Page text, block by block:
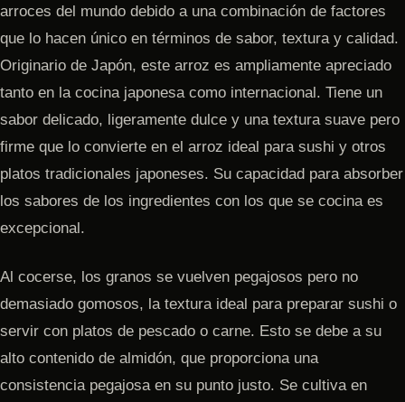
arroces del mundo debido a una combinación de factores
que lo hacen único en términos de sabor, textura y calidad.
Originario de Japón, este arroz es ampliamente apreciado
tanto en la cocina japonesa como internacional. Tiene un
sabor delicado, ligeramente dulce y una textura suave pero
firme que lo convierte en el arroz ideal para sushi y otros
platos tradicionales japoneses. Su capacidad para absorber
los sabores de los ingredientes con los que se cocina es
excepcional.
Al cocerse, los granos se vuelven pegajosos pero no
demasiado gomosos, la textura ideal para preparar sushi o
servir con platos de pescado o carne. Esto se debe a su
alto contenido de almidón, que proporciona una
consistencia pegajosa en su punto justo. Se cultiva en